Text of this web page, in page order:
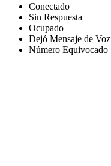
Conectado
Sin Respuesta
Ocupado
Dejó Mensaje de Voz
Número Equivocado